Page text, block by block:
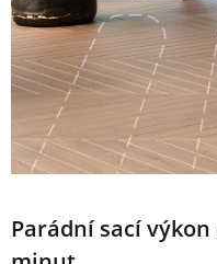
Parádní sací